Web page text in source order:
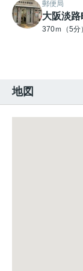
郵便局
大阪淡
370ｍ（5分）
地図